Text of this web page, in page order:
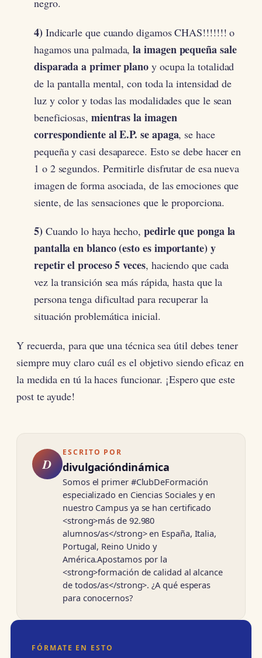
negro.
4) Indicarle que cuando digamos CHAS!!!!!!! o
hagamos una palmada,la imagen pequeña sale
disparada a primer plano y ocupa la totalidad
de la pantalla mental, con toda la intensidad de
luz y color y todas las modalidades que le sean
beneficiosas, mientras la imagen
correspondiente al E.P. se apaga, se hace
pequeña y casi desaparece. Esto se debe hacer en
1 o 2 segundos. Permitirle disfrutar de esa nueva
imagen de forma asociada, de las emociones que
siente, de las sensaciones que le proporciona.
5) Cuando lo haya hecho,pedirle que ponga la
pantalla en blanco (esto es importante) y
repetir el proceso 5 veces, haciendo que cada
vez la transición sea más rápida, hasta que la
persona tenga dificultad para recuperar la
situación problemática inicial.
Y recuerda, para que una técnica sea útil debes tener
siempre muy claro cuál es el objetivo siendo eficaz en
la medida en tú la haces funcionar. ¡Espero que este
post te ayude!
D
ESCRITO POR
divulgacióndinámica
Somos el primer #ClubDeFormación
especializado en Ciencias Sociales y en
nuestro Campus ya se han certificado
<strong>más de 92.980
alumnos/as</strong> en España, Italia,
Portugal, Reino Unido y
América.Apostamos por la
<strong>formación de calidad al alcance
de todos/as</strong>. ¿A qué esperas
para conocernos?
FÓRMATE EN ESTO